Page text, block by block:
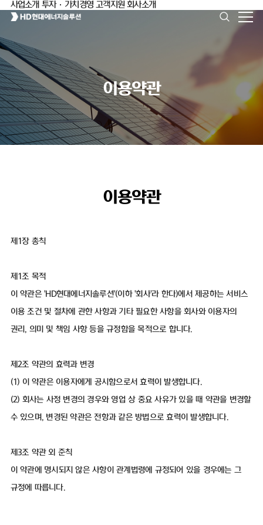
사업소개 투자·가치경영 고객지원 회사소개
이용약관
이용약관
제1장 총칙
제1조 목적
이 약관은 'HD현대에너지솔루션'(이하 '회사'라 한다)에서 제공하는 서비스
이용 조건 및 절차에 관한 사항과 기타 필요한 사항을 회사와 이용자의
권리, 의미 및 책임 사항 등을 규정함을 목적으로 합니다.
제2조 약관의 효력과 변경
(1) 이 약관은 이용자에게 공시함으로서 효력이 발생합니다.
(2) 회사는 사정 변경의 경우와 영업 상 중요 사유가 있을 때 약관을 변경할
수 있으며, 변경된 약관은 전항과 같은 방법으로 효력이 발생합니다.
제3조 약관 외 준칙
이 약관에 명시되지 않은 사항이 관계법령에 규정되어 있을 경우에는 그
규정에 따릅니다.